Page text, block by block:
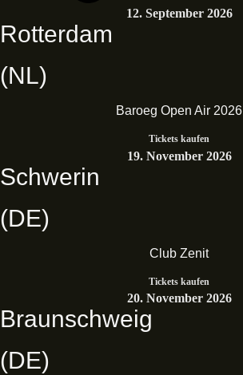
12. September 2026
Rotterdam
(NL)
Baroeg Open Air 2026
Tickets kaufen
19. November 2026
Schwerin
(DE)
Club Zenit
Tickets kaufen
20. November 2026
Braunschweig
(DE)